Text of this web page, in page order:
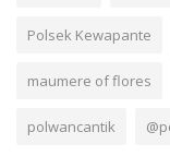
Polsek Kewapante
maumere of flores
polwancantik